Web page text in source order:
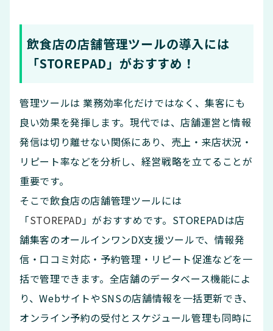
飲食店の店舗管理ツールの導入には
「STOREPAD」がおすすめ！
管理ツールは 業務効率化だけではなく、集客にも
良い効果を発揮します。現代では、店舗運営と情報
発信は切り離せない関係にあり、売上・来店状況・
リピート率などを分析し、経営戦略を立てることが
重要です。
そこで飲食店の店舗管理ツールには
「STOREPAD」がおすすめです。STOREPADは店
舗集客のオールインワンDX支援ツールで、情報発
信・口コミ対応・予約管理・リピート促進などを一
括で管理できます。全店舗のデータベース機能によ
り、WebサイトやSNSの店舗情報を一括更新でき、
オンライン予約の受付とスケジュール管理も同時に